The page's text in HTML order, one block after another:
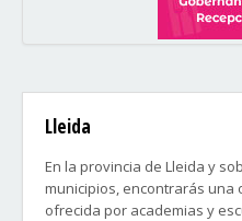
Lleida
En la provincia de Lleida y
municipios, encontrarás una
ofrecida por academias y